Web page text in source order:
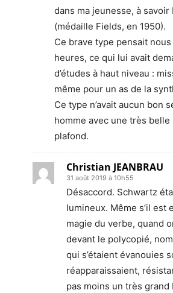
dans ma jeunesse, à
(médaille Fields, en 1950).
Ce brave type pensait
heures, ce qui lui avait
d’études à haut niveau :
même pour un as de la
Ce type n’avait aucun bon
homme avec une très belle
plafond.
Christian JEANBRAU
31 août 2019 à 10h55
Désaccord. Schwartz
lumineux. Même s’il est
magie du verbe, quand
devant le polycopié,
qui s’étaient évanouies
réapparaissaient,
pas moins un très grand